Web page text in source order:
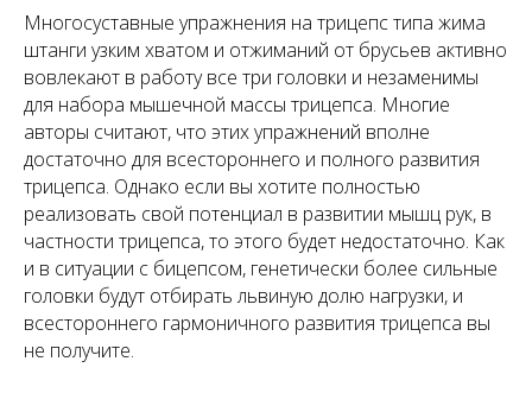
Многосуставные упражнения на трицепс типа жима
штанги узким хватом и отжиманий от брусьев активно
вовлекают в работу все три головки и незаменимы
для набора мышечной массы трицепса. Многие
авторы считают, что этих упражнений вполне
достаточно для всестороннего и полного развития
трицепса. Однако если вы хотите полностью
реализовать свой потенциал в развитии мышц рук, в
частности трицепса, то этого будет недостаточно. Как
и в ситуации с бицепсом, генетически более сильные
головки будут отбирать львиную долю нагрузки, и
всестороннего гармоничного развития трицепса вы
не получите.